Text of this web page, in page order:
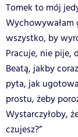
Tomek to mój
Wychowywałam
wszystko, by
Pracuje, nie pije,
Beatą, jakby
pyta, jak
prostu, żeby
Wystarczyłoby,
czujesz?”